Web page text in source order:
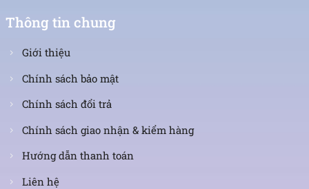
Thông tin chung
Giới thiệu
Chính sách bảo mật
Chính sách đổi trả
Chính sách giao nhận & kiểm hàng
Hướng dẫn thanh toán
Liên hệ